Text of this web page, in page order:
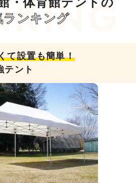
ランキング
て設置も簡単！
テント